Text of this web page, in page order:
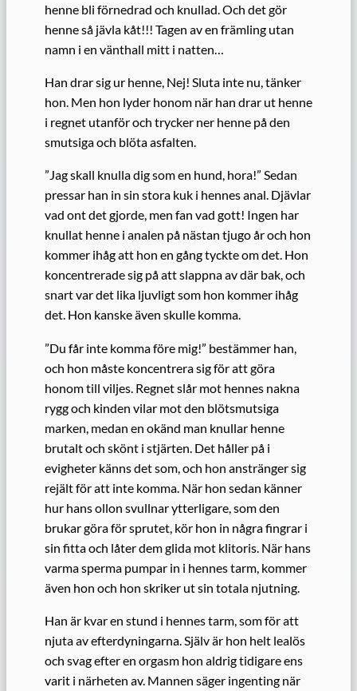
henne bli förnedrad och knullad. Och det gör
henne så jävla kåt!!! Tagen av en främling utan
namn i en vänthall mitt i natten…
Han drar sig ur henne, Nej! Sluta inte nu, tänker
hon. Men hon lyder honom när han drar ut henne
i regnet utanför och trycker ner henne på den
smutsiga och blöta asfalten.
”Jag skall knulla dig som en hund, hora!” Sedan
pressar han in sin stora kuk i hennes anal. Djävlar
vad ont det gjorde, men fan vad gott! Ingen har
knullat henne i analen på nästan tjugo år och hon
kommer ihåg att hon en gång tyckte om det. Hon
koncentrerade sig på att slappna av där bak, och
snart var det lika ljuvligt som hon kommer ihåg
det. Hon kanske även skulle komma.
”Du får inte komma före mig!” bestämmer han,
och hon måste koncentrera sig för att göra
honom till viljes. Regnet slår mot hennes nakna
rygg och kinden vilar mot den blötsmutsiga
marken, medan en okänd man knullar henne
brutalt och skönt i stjärten. Det håller på i
evigheter känns det som, och hon anstränger sig
rejält för att inte komma. När hon sedan känner
hur hans ollon svullnar ytterligare, som den
brukar göra för sprutet, kör hon in några fingrar i
sin fitta och låter dem glida mot klitoris. När hans
varma sperma pumpar in i hennes tarm, kommer
även hon och hon skriker ut sin totala njutning.
Han är kvar en stund i hennes tarm, som för att
njuta av efterdyningarna. Själv är hon helt lealös
och svag efter en orgasm hon aldrig tidigare ens
varit i närheten av. Mannen säger ingenting när